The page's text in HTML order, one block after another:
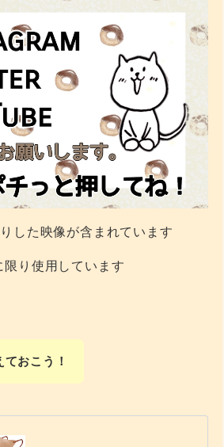
した映像が含まれています
り使用しています
ておこう！